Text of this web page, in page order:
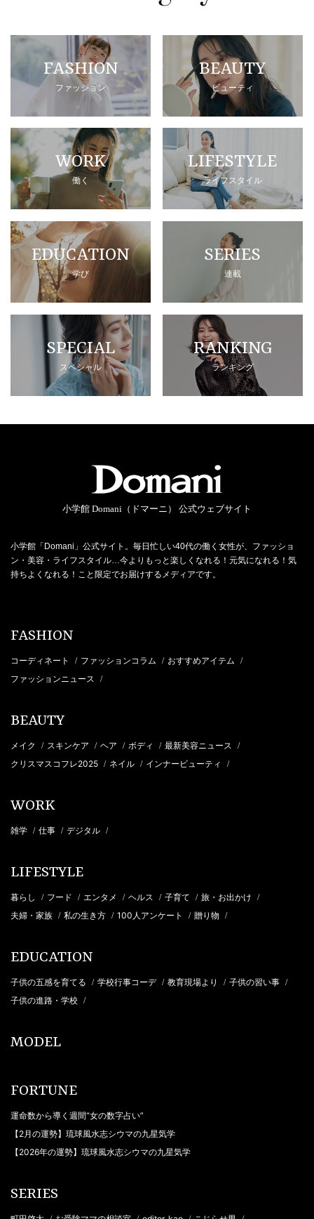
FASHION
ファッション
BEAUTY
ビューティ
WORK
働く
LIFESTYLE
ライフスタイル
EDUCATION
学び
SERIES
連載
SPECIAL
スペシャル
RANKING
ランキング
小学館 Domani（ドマーニ） 公式ウェブサイト
小学館「Domani」公式サイト。毎日忙しい40代の働く女性が、ファッショ
ン・美容・ライフスタイル…今よりもっと楽しくなれる！元気になれる！気
持ちよくなれる！こと限定でお届けするメディアです。
FASHION
コーディネート / ファッションコラム / おすすめアイテム /
ファッションニュース /
BEAUTY
メイク / スキンケア / ヘア / ボディ / 最新美容ニュース /
クリスマスコフレ2025 / ネイル / インナービューティ /
WORK
雑学 / 仕事 / デジタル /
LIFESTYLE
暮らし / フード / エンタメ / ヘルス / 子育て / 旅・お出かけ /
夫婦・家族 / 私の生き方 / 100人アンケート / 贈り物 /
EDUCATION
子供の五感を育てる / 学校行事コーデ / 教育現場より / 子供の習い事 /
子供の進路・学校 /
MODEL
FORTUNE
運命数から導く週間“女の数字占い”
【2月の運勢】琉球風水志シウマの九星気学
【2026年の運勢】琉球風水志シウマの九星気学
SERIES